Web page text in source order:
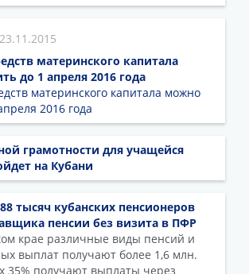
23.11.2015
материнского капитала
до 1 апреля 2016 года
материнского капитала можно
2016 года
грамотности для учащейся
на Кубани
тысяч кубанских пенсионеров
пенсии без визита в ПФР
крае различные виды пенсий и
выплат получают более 1,6 млн.
35% получают выплаты через